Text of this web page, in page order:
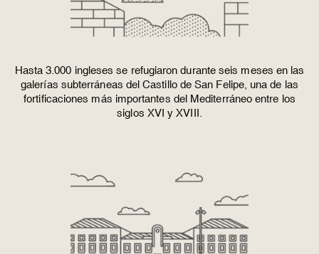
Hasta 3.000 ingleses se refugiaron durante seis meses en las
galerías subterráneas delCastillo de San Felipe, una de las
fortificaciones más importantes del Mediterráneo entre los
siglos XVI y XVIII.